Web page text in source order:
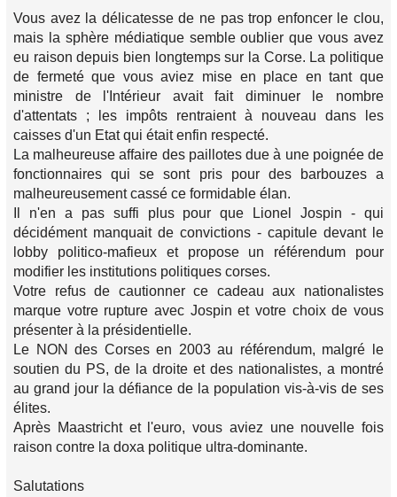
Vous avez la délicatesse de ne pas trop enfoncer le clou,
mais la sphère médiatique semble oublier que vous avez
eu raison depuis bien longtemps sur la Corse. La politique
de fermeté que vous aviez mise en place en tant que
ministre de l'Intérieur avait fait diminuer le nombre
d'attentats ; les impôts rentraient à nouveau dans les
caisses d'un Etat qui était enfin respecté.
La malheureuse affaire des paillotes due à une poignée de
fonctionnaires qui se sont pris pour des barbouzes a
malheureusement cassé ce formidable élan.
Il n'en a pas suffi plus pour que Lionel Jospin - qui
décidément manquait de convictions - capitule devant le
lobby politico-mafieux et propose un référendum pour
modifier les institutions politiques corses.
Votre refus de cautionner ce cadeau aux nationalistes
marque votre rupture avec Jospin et votre choix de vous
présenter à la présidentielle.
Le NON des Corses en 2003 au référendum, malgré le
soutien du PS, de la droite et des nationalistes, a montré
au grand jour la défiance de la population vis-à-vis de ses
élites.
Après Maastricht et l'euro, vous aviez une nouvelle fois
raison contre la doxa politique ultra-dominante.
Salutations